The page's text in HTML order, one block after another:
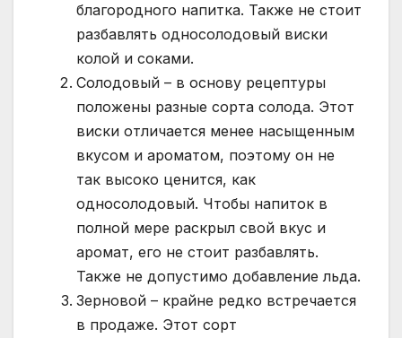
благородного напитка. Также не стоит
разбавлять односолодовый виски
колой и соками.
Солодовый – в основу рецептуры
положены разные сорта солода. Этот
виски отличается менее насыщенным
вкусом и ароматом, поэтому он не
так высоко ценится, как
односолодовый. Чтобы напиток в
полной мере раскрыл свой вкус и
аромат, его не стоит разбавлять.
Также не допустимо добавление льда.
Зерновой – крайне редко встречается
в продаже. Этот сорт